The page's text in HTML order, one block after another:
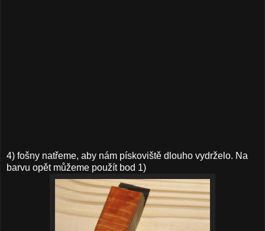
4) fošny natřeme, aby nám pískoviště dlouho vydrželo. Na
barvu opět můžeme použít bod 1)